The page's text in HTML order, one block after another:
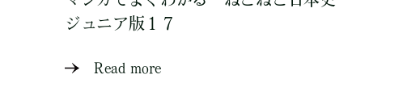
ジュニア版１７
Read more